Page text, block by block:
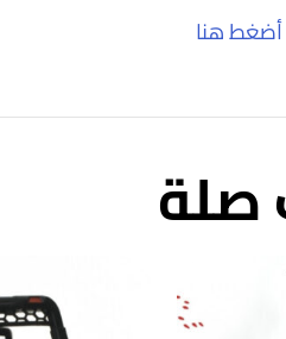
أضغط هنا
صلة